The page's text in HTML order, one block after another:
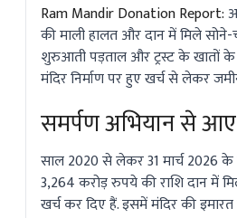
Ram Mandir Donation Report:
की माली हालत और दान में मिले सोने-
शुरुआती पड़ताल और ट्रस्ट के खातों के
मंदिर निर्माण पर हुए खर्च से लेकर
समर्पण अभियान से
साल 2020 से लेकर 31 मार्च 2026 के
3,264 करोड़ रुपये की राशि दान में
खर्च कर दिए हैं. इसमें मंदिर की